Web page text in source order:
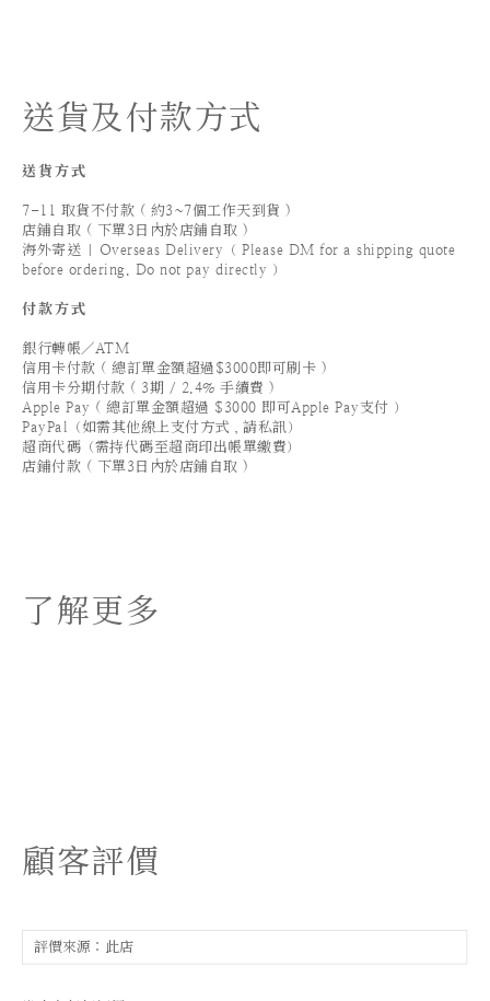
送貨及付款方式
送貨方式
7-11 取貨不付款 ( 約3~7個工作天到貨 )
店鋪自取 ( 下單3日內於店鋪自取 )
海外寄送 | Overseas Delivery（ Please DM for a shipping quote
before ordering. Do not pay directly ）
付款方式
銀行轉帳／ATM
信用卡付款 ( 總訂單金額超過$3000即可刷卡 )
信用卡分期付款 ( 3期 / 2.4% 手續費 )
Apple Pay ( 總訂單金額超過 $3000 即可Apple Pay支付 ）
PayPal（如需其他線上支付方式，請私訊）
超商代碼（需持代碼至超商印出帳單繳費）
店鋪付款 ( 下單3日內於店鋪自取 )
了解更多
顧客評價